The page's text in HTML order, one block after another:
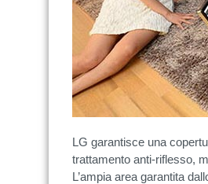
LG garantisce una
trattamento anti-riflesso,
L’ampia area garantita